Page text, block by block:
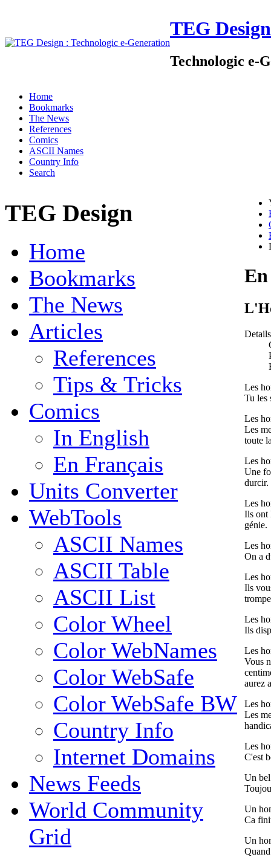
TEG Design
Technologic e-
Home
Bookmarks
The News
References
Comics
ASCII Names
Country Info
Search
TEG Design
Home
Bookmarks
The News
Articles
References
Tips & Tricks
Comics
In English
En Français
Units Converter
WebTools
ASCII Names
ASCII Table
ASCII List
Color Wheel
Color WebNames
Color WebSafe
Color WebSafe BW
Country Info
Internet Domains
News Feeds
World Community
Grid
Details
Les
Tu les
Les
Les
toute
Les
Une
durcir.
Les
Ils ont
génie.
Les
On a
Les
Ils
Les
Ils
Les
Vous
aurez
Les
Les
Les
C'est
Un
Un
Ca
Un